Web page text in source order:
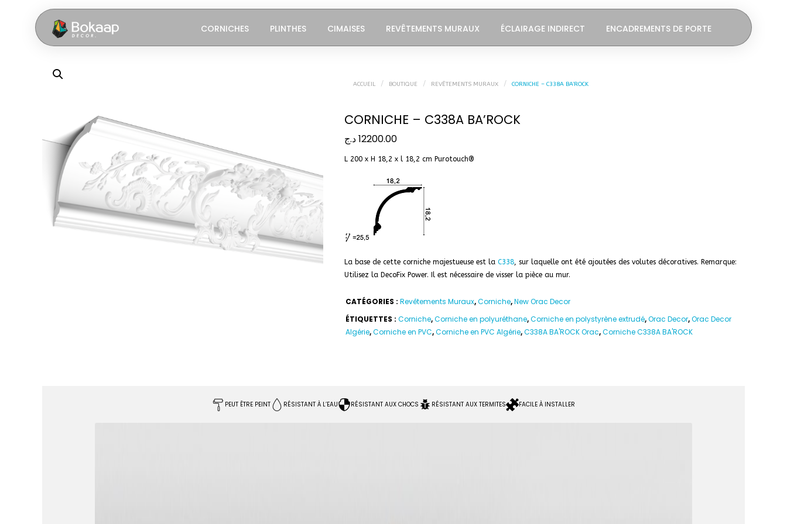
CORNICHES PLINTHES CIMAISES REVÊTEMENTS MURAUX ÉCLAIRAGE INDIRECT ENCADREMENTS DE PORTE
ACCUEIL BOUTIQUE REVÊTEMENTS MURAUX CORNICHE – C338A BA’ROCK
CORNICHE – C338A BA’ROCK
12200.00د.ج
L 200 x H 18,2 x l 18,2 cm Purotouch® ‎
La base de cette corniche majestueuse est la C338, sur laquelle ont été ajoutées des volutes décoratives. Remarque:
Utilisez la DecoFix Power. Il est nécessaire de visser la pièce au mur.
CATÉGORIES : Revêtements Muraux,Corniche,New Orac Decor
ÉTIQUETTES : Corniche,Corniche en polyuréthane,Corniche en polystyrène extrudé,Orac Decor,Orac Decor
Algérie,Corniche en PVC,Corniche en PVC Algérie,C338A BA'ROCK Orac,Corniche C338A BA'ROCK
PEUT ÊTRE PEINT RÉSISTANT À L’EAU RÉSISTANT AUX CHOCS RÉSISTANT AUX TERMITES FACILE À INSTALLER